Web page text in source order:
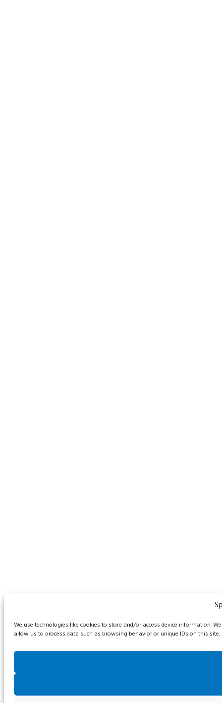
We use technologies like cookies to store and/or access device information.
allow us to process data such as browsing behavior or unique IDs on this